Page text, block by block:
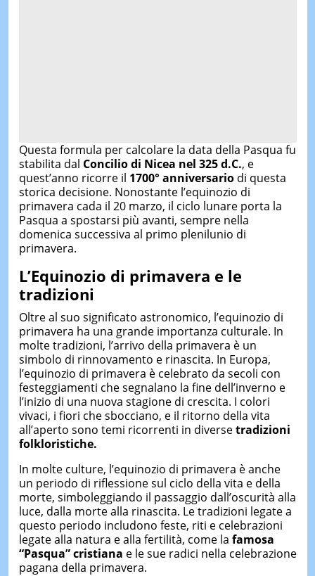
Questa formula per calcolare la data della Pasqua fu
stabilita dal Concilio di Nicea nel 325 d.C., e
quest’anno ricorre il 1700° anniversariodi questa
storica decisione. Nonostante l’equinozio di
primavera cada il 20 marzo, il ciclo lunare porta la
Pasqua a spostarsi più avanti, sempre nella
domenica successiva al primo plenilunio di
primavera.
L’Equinozio di primavera e le
tradizioni
Oltre al suo significato astronomico, l’equinozio di
primavera ha una grande importanza culturale. In
molte tradizioni, l’arrivo della primavera è un
simbolo di rinnovamento e rinascita. In Europa,
l’equinozio di primavera è celebrato da secoli con
festeggiamenti che segnalano la fine dell’inverno e
l’inizio di una nuova stagione di crescita. I colori
vivaci, i fiori che sbocciano, e il ritorno della vita
all’aperto sono temi ricorrenti in diversetradizioni
folkloristiche.
In molte culture, l’equinozio di primavera è anche
un periodo di riflessione sul ciclo della vita e della
morte, simboleggiando il passaggio dall’oscurità alla
luce, dalla morte alla rinascita. Le tradizioni legate a
questo periodo includono feste, riti e celebrazioni
legate alla natura e alla fertilità, come la famosa
“Pasqua” cristiana e le sue radici nella celebrazione
pagana della primavera.